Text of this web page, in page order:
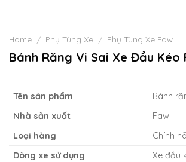
Home / Phụ Tùng Xe / Phụ Tùng Xe Faw
Bánh Răng Vi Sai Xe Đầu Kéo
Tên sản phẩm
Bánh
Nhà sản xuất
Faw
Loại hàng
Chính
Dòng xe sử dụng
Xe đầu